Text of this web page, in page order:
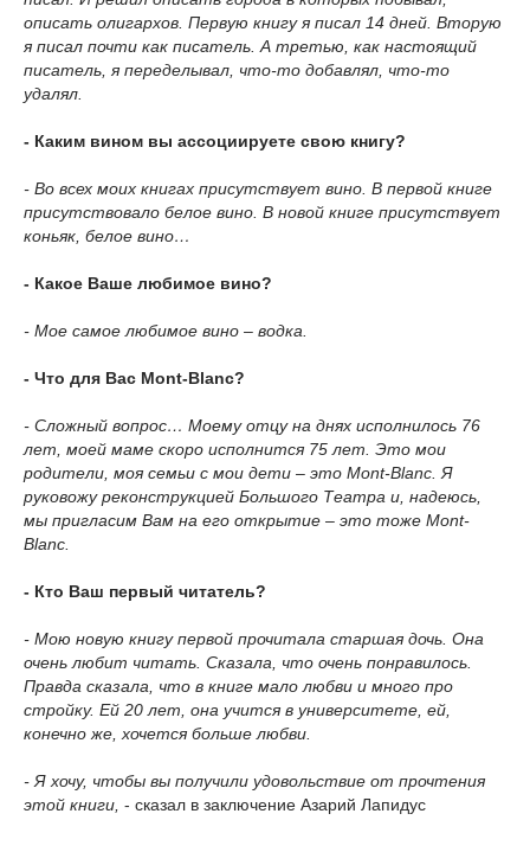
описать олигархов. Первую книгу я писал 14 дней. Вторую
я писал почти как писатель. А третью, как настоящий
писатель, я переделывал, что-то добавлял, что-то
удалял.
- Каким вином вы ассоциируете свою книгу?
- Во всех моих книгах присутствует вино. В первой книге
присутствовало белое вино. В новой книге присутствует
коньяк, белое вино…
- Какое Ваше любимое вино?
- Мое самое любимое вино – водка.
- Что для Вас Mont-Blanc?
- Сложный вопрос… Моему отцу на днях исполнилось 76
лет, моей маме скоро исполнится 75 лет. Это мои
родители, моя семьи с мои дети – это Mont-Blanc. Я
руковожу реконструкцией Большого Театра и, надеюсь,
мы пригласим Вам на его открытие – это тоже Mont-
Blanc.
- Кто Ваш первый читатель?
- Мою новую книгу первой прочитала старшая дочь. Она
очень любит читать. Сказала, что очень понравилось.
Правда сказала, что в книге мало любви и много про
стройку. Ей 20 лет, она учится в университете, ей,
конечно же, хочется больше любви.
- Я хочу, чтобы вы получили удовольствие от прочтения
этой книги, - сказал в заключение Азарий Лапидус